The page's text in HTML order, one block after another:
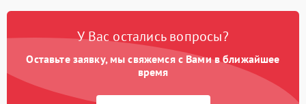
У Вас остались вопросы?
Оставьте заявку, мы свяжемся с Вами в ближайшее
время